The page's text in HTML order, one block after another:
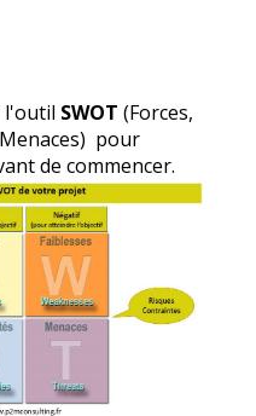
l'outil SWOT (Forces,
pour
de commencer.